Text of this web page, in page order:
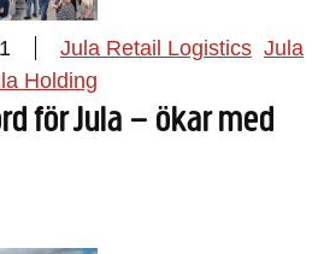
Jula Retail Logistics Jula
Holding
för Jula – ökar med